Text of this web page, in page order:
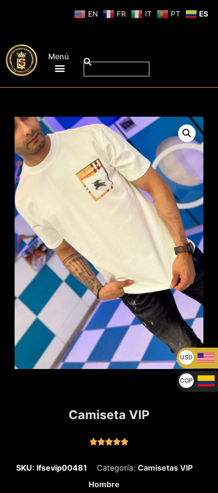
Menú
Camiseta VIP

SKU: lfsevip00481 Categoría: Camisetas VIP
Hombre
EN FR IT PT ES
USD
U$
COP
$